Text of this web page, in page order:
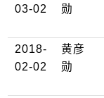
03-02
勋
2018-
02-02
黄彦
勋